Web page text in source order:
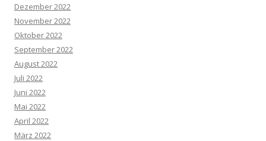
Dezember 2022
November 2022
Oktober 2022
September 2022
August 2022
Juli 2022
Juni 2022
Mai 2022
April 2022
März 2022